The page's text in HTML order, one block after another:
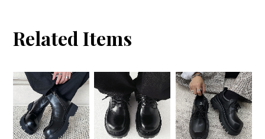
Related Items